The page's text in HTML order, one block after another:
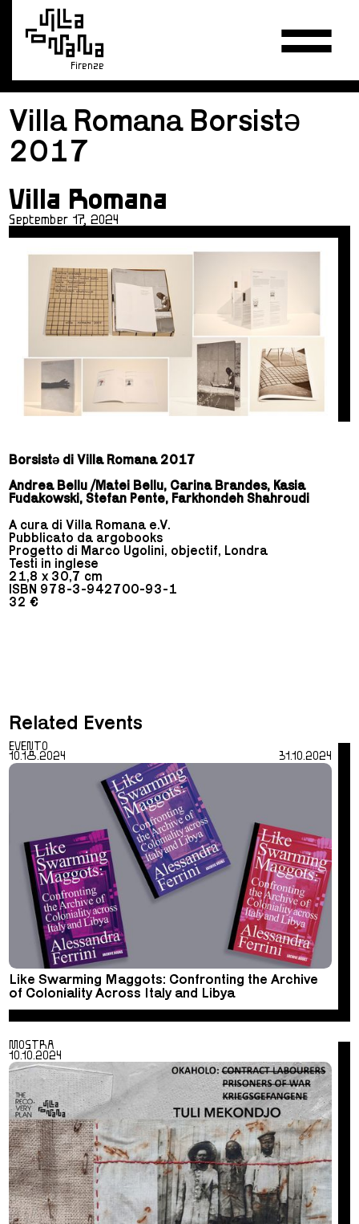
Firenze
Villa Romana Borsistə
2017
Villa Romana
September 17, 2024
Borsistə di Villa Romana 2017
Andrea Bellu /Matei Bellu, Carina Brandes, Kasia
Fudakowski, Stefan Pente, Farkhondeh Shahroudi
A cura di Villa Romana e.V.
Pubblicato da argobooks
Progetto di Marco Ugolini, objectif, Londra
Testi in inglese
21,8 x 30,7 cm
ISBN 978-3-942700-93-1
32 €
Related Events
EVENTO
10.18.2024
31.10.2024
Like Swarming Maggots: Confronting the Archive
of Coloniality Across Italy and Libya
MOSTRA
10.10.2024